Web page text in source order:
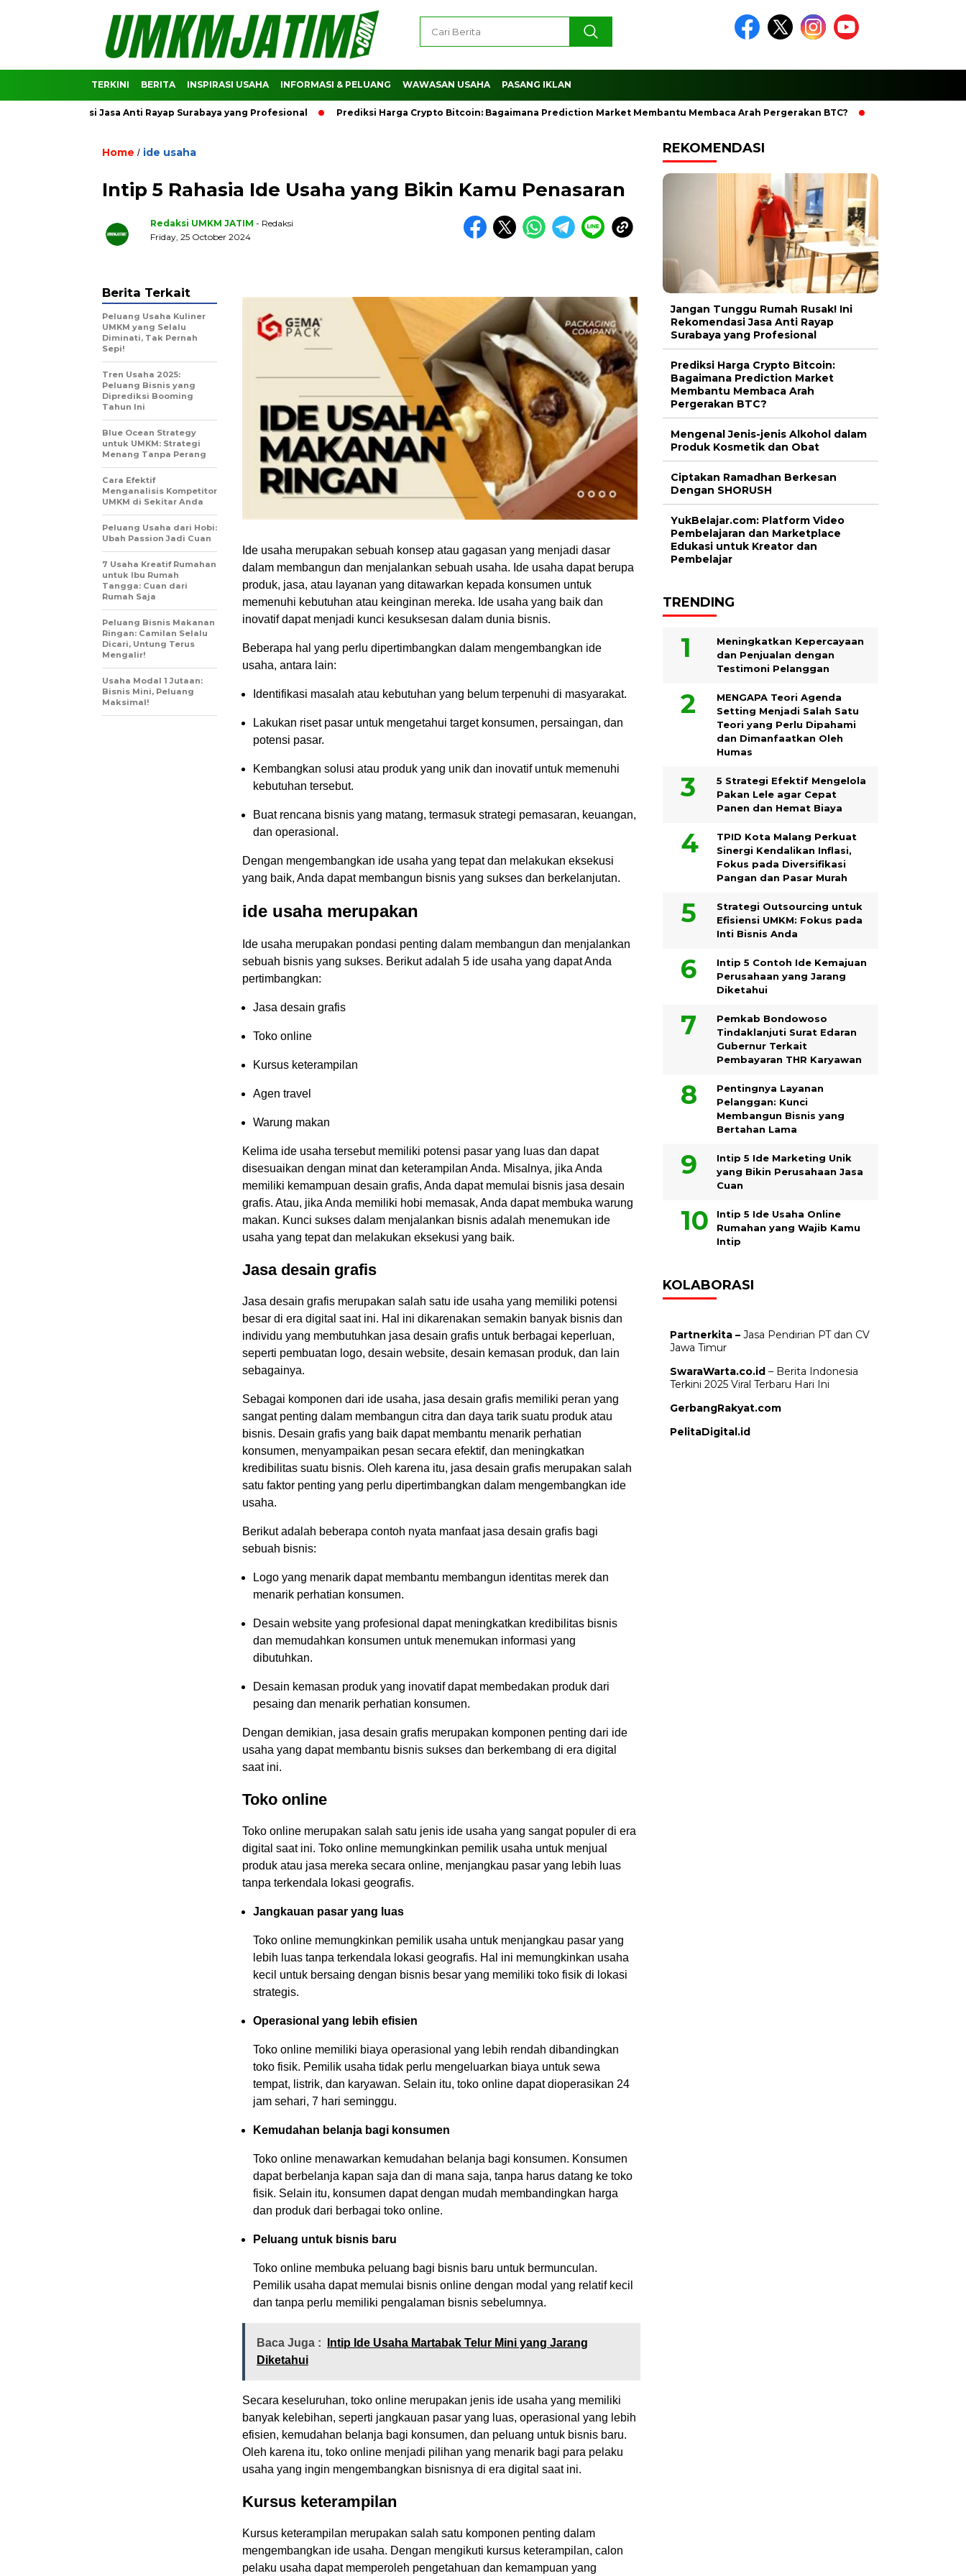
TERKINI BERITA INSPIRASI USAHA INFORMASI & PELUANG WAWASAN USAHA PASANG IKLAN
Jasa Anti Rayap Surabaya yang Profesional Prediksi Harga Crypto Bitcoin: Bagaimana Prediction Market Membantu Membaca Arah Pergerakan BTC? Ciptakan Ramadhan
Home / ide usaha
Intip 5 Rahasia Ide Usaha yang Bikin Kamu Penasaran
Redaksi UMKM JATIM - Redaksi
Friday, 25 October 2024
Ide usaha merupakan sebuah konsep atau gagasan yang menjadi dasar
dalam membangun dan menjalankan sebuah usaha. Ide usaha dapat berupa
produk, jasa, atau layanan yang ditawarkan kepada konsumen untuk
memenuhi kebutuhan atau keinginan mereka. Ide usaha yang baik dan
inovatif dapat menjadi kunci kesuksesan dalam dunia bisnis.
Beberapa hal yang perlu dipertimbangkan dalam mengembangkan ide
usaha, antara lain:
Identifikasi masalah atau kebutuhan yang belum terpenuhi di masyarakat.
Lakukan riset pasar untuk mengetahui target konsumen, persaingan, dan
potensi pasar.
Kembangkan solusi atau produk yang unik dan inovatif untuk memenuhi
kebutuhan tersebut.
Buat rencana bisnis yang matang, termasuk strategi pemasaran, keuangan,
dan operasional.
Dengan mengembangkan ide usaha yang tepat dan melakukan eksekusi
yang baik, Anda dapat membangun bisnis yang sukses dan berkelanjutan.
ide usaha merupakan
Ide usaha merupakan pondasi penting dalam membangun dan menjalankan
sebuah bisnis yang sukses. Berikut adalah 5 ide usaha yang dapat Anda
pertimbangkan:
Jasa desain grafis
Toko online
Kursus keterampilan
Agen travel
Warung makan
Kelima ide usaha tersebut memiliki potensi pasar yang luas dan dapat
disesuaikan dengan minat dan keterampilan Anda. Misalnya, jika Anda
memiliki kemampuan desain grafis, Anda dapat memulai bisnis jasa desain
grafis. Atau, jika Anda memiliki hobi memasak, Anda dapat membuka warung
makan. Kunci sukses dalam menjalankan bisnis adalah menemukan ide
usaha yang tepat dan melakukan eksekusi yang baik.
Jasa desain grafis
Jasa desain grafis merupakan salah satu ide usaha yang memiliki potensi
besar di era digital saat ini. Hal ini dikarenakan semakin banyak bisnis dan
individu yang membutuhkan jasa desain grafis untuk berbagai keperluan,
seperti pembuatan logo, desain website, desain kemasan produk, dan lain
sebagainya.
Sebagai komponen dari ide usaha, jasa desain grafis memiliki peran yang
sangat penting dalam membangun citra dan daya tarik suatu produk atau
bisnis. Desain grafis yang baik dapat membantu menarik perhatian
konsumen, menyampaikan pesan secara efektif, dan meningkatkan
kredibilitas suatu bisnis. Oleh karena itu, jasa desain grafis merupakan salah
satu faktor penting yang perlu dipertimbangkan dalam mengembangkan ide
usaha.
Berikut adalah beberapa contoh nyata manfaat jasa desain grafis bagi
sebuah bisnis:
Logo yang menarik dapat membantu membangun identitas merek dan
menarik perhatian konsumen.
Desain website yang profesional dapat meningkatkan kredibilitas bisnis
dan memudahkan konsumen untuk menemukan informasi yang
dibutuhkan.
Desain kemasan produk yang inovatif dapat membedakan produk dari
pesaing dan menarik perhatian konsumen.
Dengan demikian, jasa desain grafis merupakan komponen penting dari ide
usaha yang dapat membantu bisnis sukses dan berkembang di era digital
saat ini.
Toko online
Toko online merupakan salah satu jenis ide usaha yang sangat populer di era
digital saat ini. Toko online memungkinkan pemilik usaha untuk menjual
produk atau jasa mereka secara online, menjangkau pasar yang lebih luas
tanpa terkendala lokasi geografis.
Jangkauan pasar yang luas
Toko online memungkinkan pemilik usaha untuk menjangkau pasar yang
lebih luas tanpa terkendala lokasi geografis. Hal ini memungkinkan usaha
kecil untuk bersaing dengan bisnis besar yang memiliki toko fisik di lokasi
strategis.
Operasional yang lebih efisien
Toko online memiliki biaya operasional yang lebih rendah dibandingkan
toko fisik. Pemilik usaha tidak perlu mengeluarkan biaya untuk sewa
tempat, listrik, dan karyawan. Selain itu, toko online dapat dioperasikan 24
jam sehari, 7 hari seminggu.
Kemudahan belanja bagi konsumen
Toko online menawarkan kemudahan belanja bagi konsumen. Konsumen
dapat berbelanja kapan saja dan di mana saja, tanpa harus datang ke toko
fisik. Selain itu, konsumen dapat dengan mudah membandingkan harga
dan produk dari berbagai toko online.
Peluang untuk bisnis baru
Toko online membuka peluang bagi bisnis baru untuk bermunculan.
Pemilik usaha dapat memulai bisnis online dengan modal yang relatif kecil
dan tanpa perlu memiliki pengalaman bisnis sebelumnya.
Baca Juga :
Intip Ide Usaha Martabak Telur Mini yang Jarang
Diketahui
Secara keseluruhan, toko online merupakan jenis ide usaha yang memiliki
banyak kelebihan, seperti jangkauan pasar yang luas, operasional yang lebih
efisien, kemudahan belanja bagi konsumen, dan peluang untuk bisnis baru.
Oleh karena itu, toko online menjadi pilihan yang menarik bagi para pelaku
usaha yang ingin mengembangkan bisnisnya di era digital saat ini.
Kursus keterampilan
Kursus keterampilan merupakan salah satu komponen penting dalam
mengembangkan ide usaha. Dengan mengikuti kursus keterampilan, calon
pelaku usaha dapat memperoleh pengetahuan dan kemampuan yang
Berita Terkait
Peluang Usaha Kuliner
UMKM yang Selalu
Diminati, Tak Pernah
Sepi!
Tren Usaha 2025:
Peluang Bisnis yang
Diprediksi Booming
Tahun Ini
Blue Ocean Strategy
untuk UMKM: Strategi
Menang Tanpa Perang
Cara Efektif
Menganalisis Kompetitor
UMKM di Sekitar Anda
Peluang Usaha dari Hobi:
Ubah Passion Jadi Cuan
7 Usaha Kreatif Rumahan
untuk Ibu Rumah
Tangga: Cuan dari
Rumah Saja
Peluang Bisnis Makanan
Ringan: Camilan Selalu
Dicari, Untung Terus
Mengalir!
Usaha Modal 1 Jutaan:
Bisnis Mini, Peluang
Maksimal!
REKOMENDASI
Jangan Tunggu Rumah Rusak! Ini
Rekomendasi Jasa Anti Rayap
Surabaya yang Profesional
Prediksi Harga Crypto Bitcoin:
Bagaimana Prediction Market
Membantu Membaca Arah
Pergerakan BTC?
Mengenal Jenis-jenis Alkohol dalam
Produk Kosmetik dan Obat
Ciptakan Ramadhan Berkesan
Dengan SHORUSH
YukBelajar.com: Platform Video
Pembelajaran dan Marketplace
Edukasi untuk Kreator dan
Pembelajar
TRENDING
Meningkatkan Kepercayaan
dan Penjualan dengan
Testimoni Pelanggan
MENGAPA Teori Agenda
Setting Menjadi Salah Satu
Teori yang Perlu Dipahami
dan Dimanfaatkan Oleh
Humas
5 Strategi Efektif Mengelola
Pakan Lele agar Cepat
Panen dan Hemat Biaya
TPID Kota Malang Perkuat
Sinergi Kendalikan Inflasi,
Fokus pada Diversifikasi
Pangan dan Pasar Murah
Strategi Outsourcing untuk
Efisiensi UMKM: Fokus pada
Inti Bisnis Anda
Intip 5 Contoh Ide Kemajuan
Perusahaan yang Jarang
Diketahui
Pemkab Bondowoso
Tindaklanjuti Surat Edaran
Gubernur Terkait
Pembayaran THR Karyawan
Pentingnya Layanan
Pelanggan: Kunci
Membangun Bisnis yang
Bertahan Lama
Intip 5 Ide Marketing Unik
yang Bikin Perusahaan Jasa
Cuan
Intip 5 Ide Usaha Online
Rumahan yang Wajib Kamu
Intip
KOLABORASI
Partnerkita – Jasa Pendirian PT dan CV
Jawa Timur
SwaraWarta.co.id – Berita Indonesia
Terkini 2025 Viral Terbaru Hari Ini
GerbangRakyat.com
PelitaDigital.id